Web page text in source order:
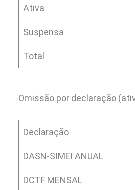
Ativa
Suspensa
Total
Omissão por declaração
Declaração
DASN-SIMEI ANUAL
DCTF MENSAL